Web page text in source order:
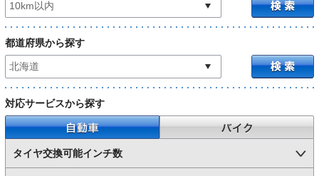
都道府県から探す
対応サービスから探す
自動車
バイク
タイヤ交換可能インチ数